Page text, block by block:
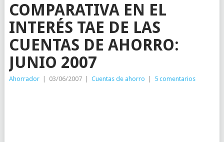
COMPARATIVA EN EL
INTERÉS TAE DE LAS
CUENTAS DE AHORRO:
JUNIO 2007
Ahorrador 03/06/2007 Cuentas de ahorro 5 comentarios